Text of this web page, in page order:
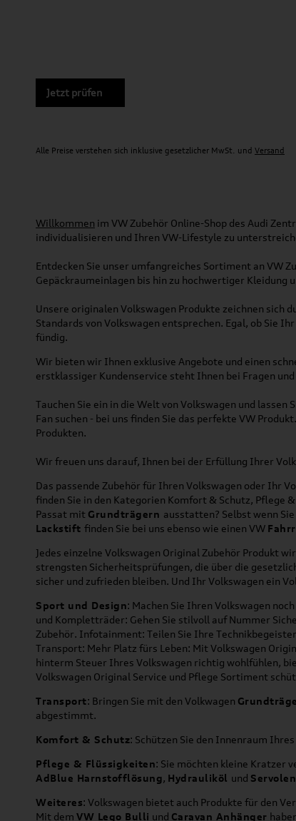
Jetzt prüfen
Alle Preise verstehen sich inklusive gesetzlicher MwSt. und Versand
Willkommen im VW Zubehör Online-Shop des Audi
individualisieren und Ihren VW-Lifestyle zu
Entdecken Sie unser umfangreiches Sortiment an VW
Gepäckraumeinlagen bis hin zu hochwertiger Kleidung
Unsere originalen Volkswagen Produkte zeichnen sich
Standards von Volkswagen entsprechen. Egal, ob Sie
fündig.
Wir bieten wir Ihnen exklusive Angebote und einen
erstklassiger Kundenservice steht Ihnen bei Fragen
Tauchen Sie ein in die Welt von Volkswagen und
Fan suchen - bei uns finden Sie das perfekte VW
Produkten.
Wir freuen uns darauf, Ihnen bei der Erfüllung Ihrer
Das passende Zubehör für Ihren Volkswagen oder Ihr
finden Sie in den Kategorien Komfort & Schutz, Pflege
Passat mit Grundträgern ausstatten? Selbst wenn
Lackstift finden Sie bei uns ebenso wie einen VW
Jedes einzelne Volkswagen Original Zubehör Produkt
strengsten Sicherheitsprüfungen, die über die
sicher und zufrieden bleiben. Und Ihr Volkswagen ein
Sport und Design: Machen Sie Ihren Volkswagen
und Kompletträder: Gehen Sie stilvoll auf Nummer
Zubehör. Infotainment: Teilen Sie Ihre
Transport: Mehr Platz fürs Leben: Mit Volkswagen
hinterm Steuer Ihres Volkswagen richtig wohlfühlen,
Volkswagen Original Service und Pflege Sortiment
Transport: Bringen Sie mit den Volkwagen
abgestimmt.
Komfort & Schutz: Schützen Sie den Innenraum
Pflege & Flüssigkeiten: Sie möchten kleine Kratzer
AdBlue Harnstofflösung, Hydrauliköl und
Weiteres: Volkswagen bietet auch Produkte für den
Mit dem VW Lego Bulli und Caravan Anhänger